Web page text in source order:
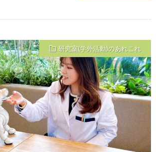
研究室(学外活動)のあれこれ